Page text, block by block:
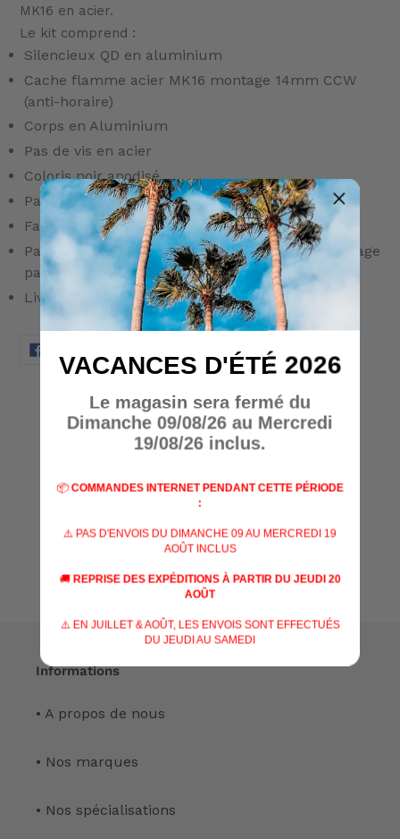
MK16 en acier.
Le kit comprend :
Silencieux QD en aluminium
Cache flamme acier MK16 montage 14mm CCW
(anti-horaire)
Corps en Aluminium
Pas de vis en acier
Coloris noir anodisé
Pas de vis : 14mm CCW (anti-horaire)
Fabrication très soignée
Pas de vis robuste pour un alignement au montage
parfait
Livré avec Cache Flamme type MK16
SUR
FACEBOOK
SUR
TWITTER
ÉPINGLER
SUR
PINTEREST
AVIS CLIENTS
Écrire un avis
Informations
• A propos de nous
• Nos marques
• Nos spécialisations
VACANCES D'ÉTÉ 2026
Le magasin sera fermé du
Dimanche 09/08/26 au Mercredi
19/08/26 inclus.
📦 COMMANDES INTERNET PENDANT CETTE PÉRIODE
:
⚠️ PAS D'ENVOIS DU DIMANCHE 09 AU MERCREDI 19
AOÛT INCLUS
🚚 REPRISE DES EXPÉDITIONS À PARTIR DU JEUDI 20
AOÛT
⚠️ EN JUILLET & AOÛT, LES ENVOIS SONT EFFECTUÉS
DU JEUDI AU SAMEDI